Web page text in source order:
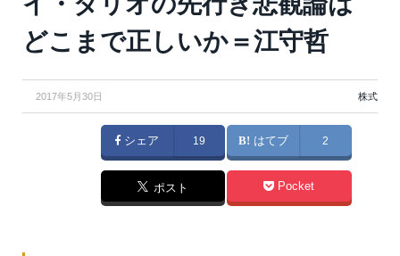
どこまで正しいか＝江守哲
2017年5月30日 株式
シェア 19 はてブ 2
ポスト Pocket